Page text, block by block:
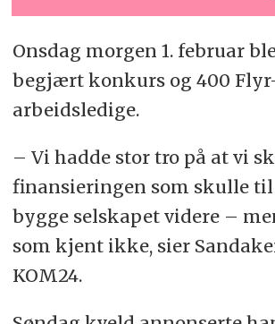
Onsdag morgen 1. februar
begjært konkurs og 400
arbeidsledige.
– Vi hadde stor tro på at vi
finansieringen som skulle
bygge selskapet videre –
som kjent ikke, sier
KOM24.